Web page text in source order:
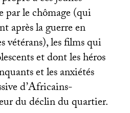
par le chômage (qui
après la guerre en
vétérans), les films qui
et dont les héros
et les anxiétés
d’Africains-
du déclin du quartier.